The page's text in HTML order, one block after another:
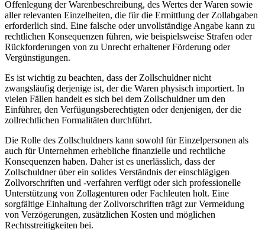
Offenlegung der Warenbeschreibung, des Wertes der Waren sowie
aller relevanten Einzelheiten, die für die Ermittlung der Zollabgaben
erforderlich sind. Eine falsche oder unvollständige Angabe kann zu
rechtlichen Konsequenzen führen, wie beispielsweise Strafen oder
Rückforderungen von zu Unrecht erhaltener Förderung oder
Vergünstigungen.
Es ist wichtig zu beachten, dass der Zollschuldner nicht
zwangsläufig derjenige ist, der die Waren physisch importiert. In
vielen Fällen handelt es sich bei dem Zollschuldner um den
Einführer, den Verfügungsberechtigten oder denjenigen, der die
zollrechtlichen Formalitäten durchführt.
Die Rolle des Zollschuldners kann sowohl für Einzelpersonen als
auch für Unternehmen erhebliche finanzielle und rechtliche
Konsequenzen haben. Daher ist es unerlässlich, dass der
Zollschuldner über ein solides Verständnis der einschlägigen
Zollvorschriften und -verfahren verfügt oder sich professionelle
Unterstützung von Zollagenturen oder Fachleuten holt. Eine
sorgfältige Einhaltung der Zollvorschriften trägt zur Vermeidung
von Verzögerungen, zusätzlichen Kosten und möglichen
Rechtsstreitigkeiten bei.